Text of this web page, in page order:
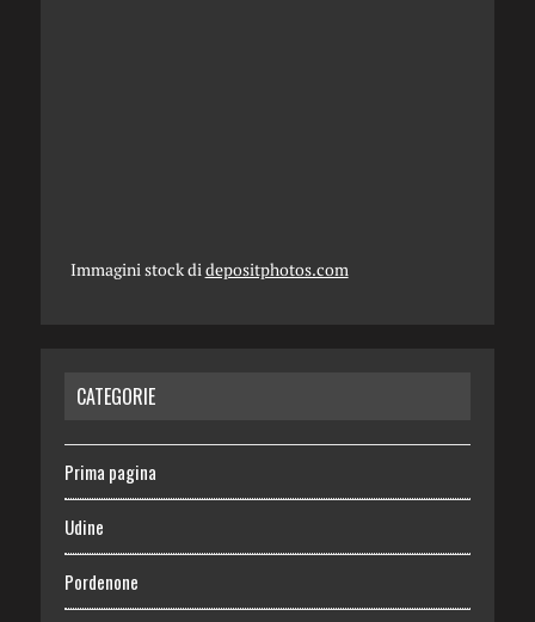
Immagini stock didepositphotos.com
CATEGORIE
Prima pagina
Udine
Pordenone